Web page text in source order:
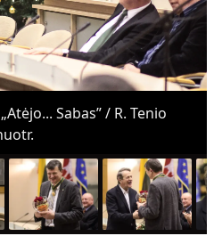
Sabas” / R. Tenio